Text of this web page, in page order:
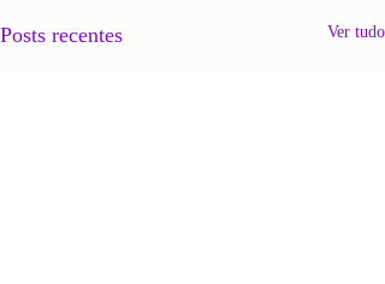
Posts recentes Ver tudo